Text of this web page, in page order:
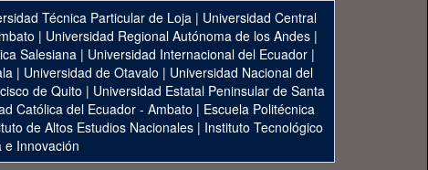
Técnica Particular de Loja | Universidad Central
| Universidad Regional Autónoma de los Andes|
Salesiana| Universidad Internacional del Ecuador|
| Universidad de Otavalo | Universidad Nacional del
de Quito | Universidad Estatal Peninsular de Santa
Católica del Ecuador - Ambato | Escuela Politécnica
de Altos Estudios Nacionales | Instituto Tecnológico
e Innovación